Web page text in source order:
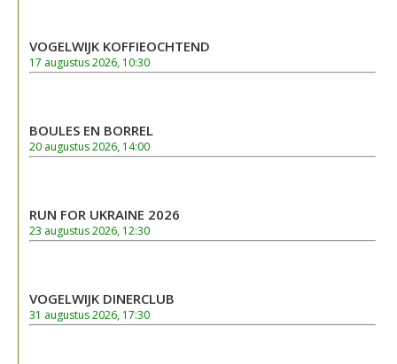
VOGELWIJK KOFFIEOCHTEND
17 augustus 2026, 10:30
BOULES EN BORREL
20 augustus 2026, 14:00
RUN FOR UKRAINE 2026
23 augustus 2026, 12:30
VOGELWIJK DINERCLUB
31 augustus 2026, 17:30